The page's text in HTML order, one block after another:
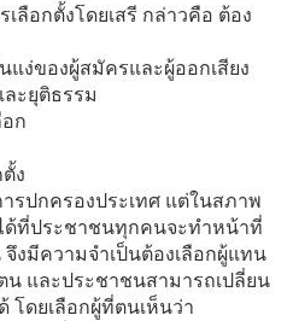
ลือกตั้งโดยเสรี กล่าวคือ ต้อง
แง่ของผู้สมัครและผู้ออกเสียง
ะยุติธรรม
ก
ง
รปกครองประเทศ แต่ในสภาพ
ด้ที่ประชาชนทุกคนจะทำหน้าที่
งมีความจำเป็นต้องเลือกผู้แทน
และประชาชนสามารถเปลี่ยน
โดยเลือกผู้ที่ตนเห็นว่า